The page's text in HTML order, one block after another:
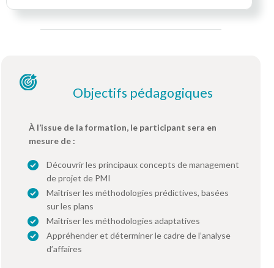
Objectifs pédagogiques
À l’issue de la formation, le participant sera en
mesure de :
Découvrir les principaux concepts de management
de projet de PMI
Maîtriser les méthodologies prédictives, basées
sur les plans
Maîtriser les méthodologies adaptatives
Appréhender et déterminer le cadre de l’analyse
d’affaires